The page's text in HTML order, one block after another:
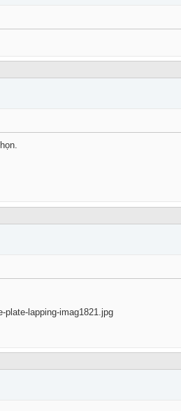
lapping-imag1821.jpg